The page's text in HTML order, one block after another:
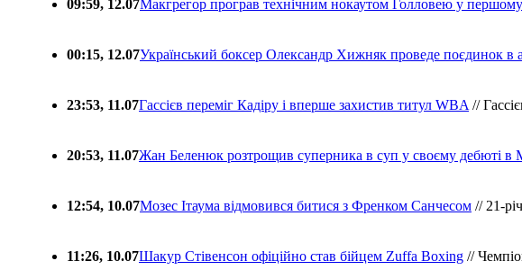
09:59, 12.07Макгрегор програв технічним нокаутом Голловею у першому
00:15, 12.07Український боксер Олександр Хижняк проведе поєдинок в
23:53, 11.07Гассієв переміг Кадіру і вперше захистив титул WBA //
20:53, 11.07Жан Беленюк розтрощив суперника в суп у своєму дебюті
12:54, 10.07Мозес Ітаума відмовився битися з Френком Санчесом // 21-
11:26, 10.07Шакур Стівенсон офіційно став бійцем Zuffa Boxing //